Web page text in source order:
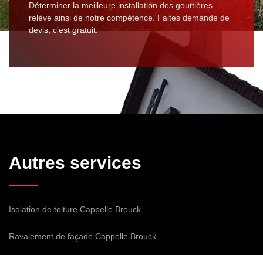
Déterminer la meilleure installation des gouttières
relève ainsi de notre compétence. Faites demande de
devis, c’est gratuit.
Autres services
Isolation de toiture Cappelle Brouck
Ravalement de façade Cappelle Brouck